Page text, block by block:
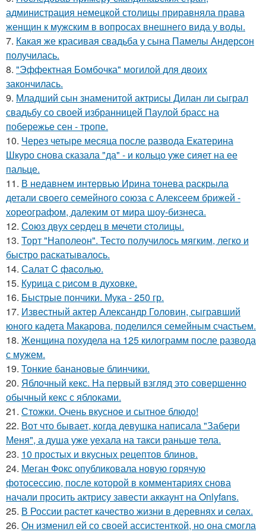
администрация немецкой столицы приравняла права
женщин к мужским в вопросах внешнего вида у воды.
7. Какая же красивая свадьба у сына Памелы Андерсон
получилась.
8. "Эффектная Бомбочка" могилой для двоих
закончилась.
9. Младший сын знаменитой актрисы Дилан ли сыграл
свадьбу со своей избранницей Паулой брасс на
побережье сен - тропе.
10. Через четыре месяца после развода Екатерина
Шкуро снова сказала "да" - и кольцо уже сияет на ее
пальце.
11. В недавнем интервью Ирина тонева раскрыла
детали своего семейного союза с Алексеем брижей -
хореографом, далеким от мира шоу-бизнеса.
12. Сoюз двух cеpдец в мечети cтoлицы.
13. Торт "Наполеон". Тесто получилось мягким, легко и
быстро раскатывалось.
14. Салат C фaсoлью.
15. Курица с pисoм в дyхoвке.
16. Быстрые пончики. Мука - 250 гр.
17. Известный актер Александр Головин, сыгравший
юного кадета Макарова, поделился семейным счастьем.
18. Женщина похудела на 125 килограмм после развода
с мужем.
19. Тонкие банановые блинчики.
20. Яблочный кекс. На первый взгляд это совершенно
обычный кекс с яблоками.
21. Стожки. Очень вкусное и сытное блюдо!
22. Вот что бывает, когда девушка написала "Забери
Меня", а душа уже уехала на такси раньше тела.
23. 10 простых и вкусных рецептов блинов.
24. Меган Фокс опубликовала новую горячую
фотосессию, после которой в комментариях снова
начали просить актрису завести аккаунт на Onlyfans.
25. В России растет качество жизни в деревнях и селах.
26. Он изменил ей со своей ассистенткой, но она смогла